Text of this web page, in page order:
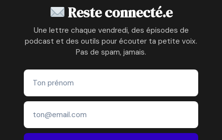
ADJADJ
Reste connecté.e
Une lettre chaque vendredi, des épisodes de
podcast et des outils pour écouter ta petite voix.
Pas de spam, jamais.